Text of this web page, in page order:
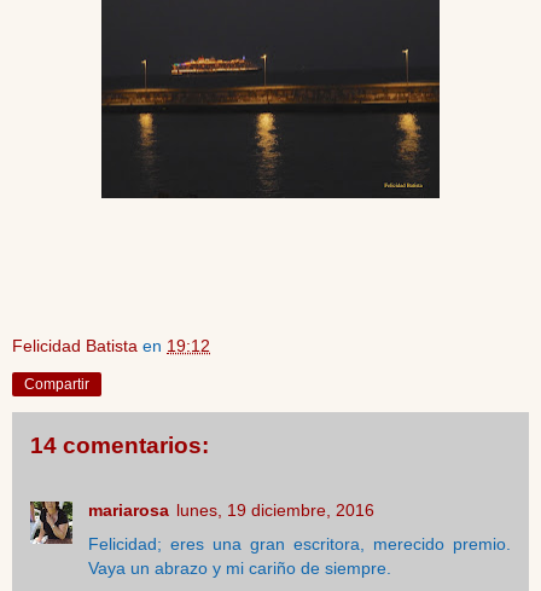
Felicidad Batista en 19:12
Compartir
14 comentarios:
mariarosa lunes, 19 diciembre, 2016
Felicidad; eres una gran escritora, merecido premio.
Vaya un abrazo y mi cariño de siempre.